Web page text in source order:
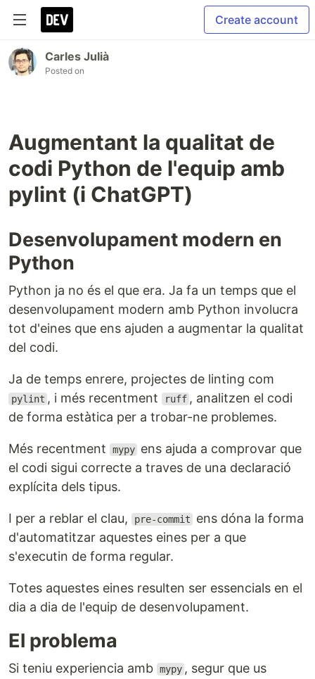
Create account
Carles Julià
Posted on
Augmentant la qualitat de
codi Python de l'equip amb
pylint (i ChatGPT)
Desenvolupament modern en
Python
Python ja no és el que era. Ja fa un temps que el
desenvolupament modern amb Python involucra
tot d'eines que ens ajuden a augmentar la qualitat
del codi.
Ja de temps enrere, projectes de linting com
pylint , i més recentment ruff , analitzen el codi
de forma estàtica per a trobar-ne problemes.
Més recentment mypy ens ajuda a comprovar que
el codi sigui correcte a traves de una declaració
explícita dels tipus.
I per a reblar el clau, pre-commit
ens dóna la forma
d'automatitzar aquestes eines per a que
s'executin de forma regular.
Totes aquestes eines resulten ser essencials en el
dia a dia de l'equip de desenvolupament.
El problema
Si teniu experiencia amb mypy , segur que us